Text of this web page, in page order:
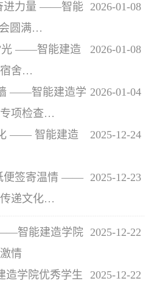
2026-01-08
进力量 ——智能
圆满…
2026-01-08
光 ——智能建造
宿舍…
2026-01-04
——智能建造学
项检查…
2025-12-24
—— 智能建造
2025-12-23
便签寄温情 ——
递文化…
2025-12-22
智能建造学院
情
2025-12-22
造学院优秀学生